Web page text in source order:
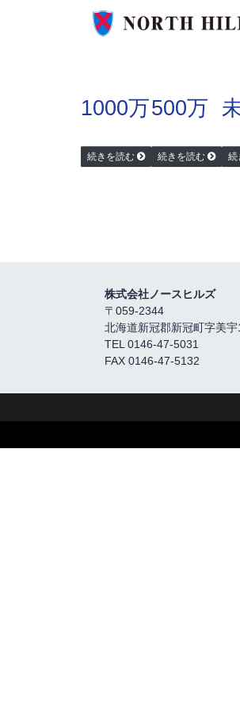
1000万
続きを読む
500万
続きを読む 続
株式会社ノースヒルズ
〒059-2344
北海道新冠郡新冠町字美
TEL 0146-47-5031
FAX 0146-47-5132